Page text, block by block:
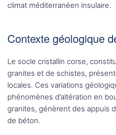
climat méditerranéen insulaire.
Contexte géologique
Le socle cristallin corse,
granites et de schistes,
locales. Ces variations
phénomènes d’altération en
granites, génèrent des appuis
de béton.